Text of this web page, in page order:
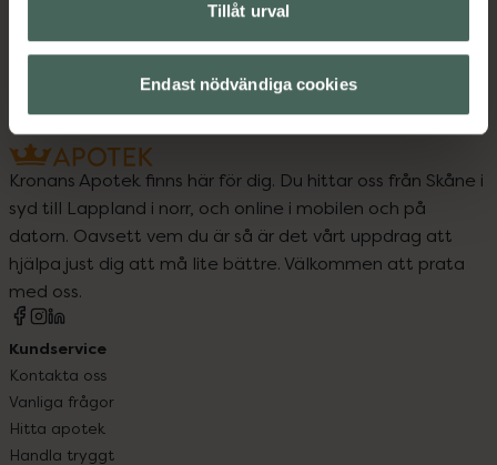
Tillåt urval
Endast nödvändiga cookies
Kronans Apotek finns här för dig. Du hittar oss från Skåne i
syd till Lappland i norr, och online i mobilen och på
datorn. Oavsett vem du är så är det vårt uppdrag att
hjälpa just dig att må lite bättre. Välkommen att prata
med oss.
Kundservice
Kontakta oss
Vanliga frågor
Hitta apotek
Handla tryggt